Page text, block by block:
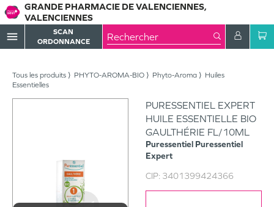
GRANDE PHARMACIE DE VALENCIENNES,
VALENCIENNES
menu
SCAN
ORDONNANCE
Tous les produits PHYTO-AROMA-BIO Phyto-Aroma
Huiles
Essentielles
PURESSENTIEL EXPERT
HUILE ESSENTIELLE BIO
GAULTHÉRIE FL/10ML
Puressentiel Puressentiel
Expert
CIP: 3401399424366